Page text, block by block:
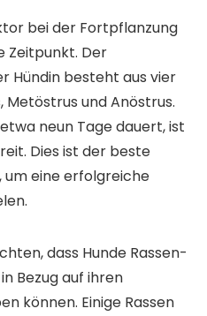
bei der Fortpflanzung
Zeitpunkt. Der
Hündin besteht aus vier
Metöstrus und Anöstrus.
neun Tage dauert, ist
Dies ist der beste
um eine erfolgreiche
dass Hunde Rassen-
Bezug auf ihren
können. Einige Rassen